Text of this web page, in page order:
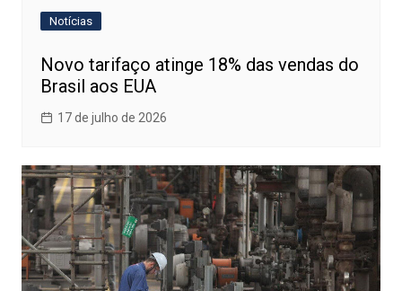
Notícias
Novo tarifaço atinge 18% das vendas do
Brasil aos EUA
17 de julho de 2026